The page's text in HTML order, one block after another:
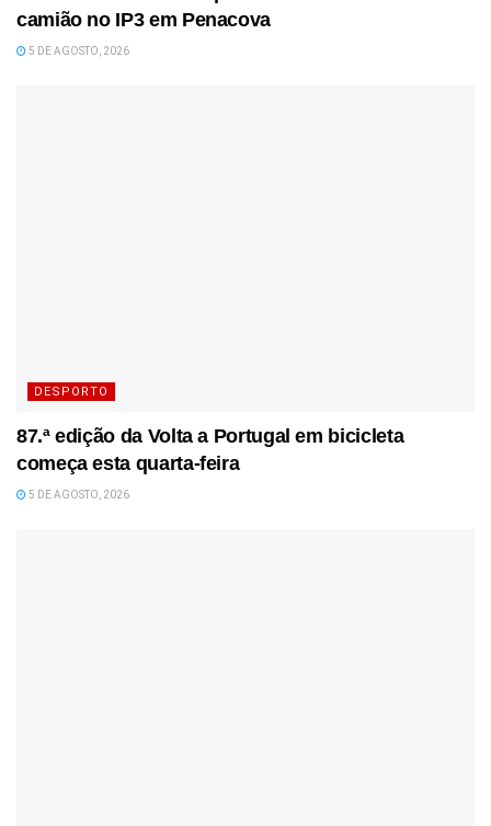
camião no IP3 em Penacova
5 DE AGOSTO, 2026
DESPORTO
87.ª edição da Volta a Portugal em bicicleta
começa esta quarta-feira
5 DE AGOSTO, 2026